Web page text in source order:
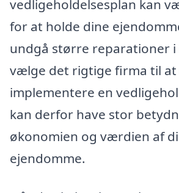
vedligeholdelsesplan kan
for at holde dine
undgå større reparationer
vælge det rigtige firma til at
implementere en
kan derfor have stor
økonomien og værdien af
ejendomme.